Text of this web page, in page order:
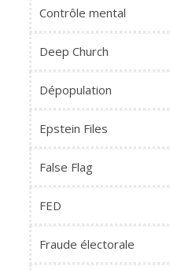
Contrôle mental
Deep Church
Dépopulation
Epstein Files
False Flag
FED
Fraude électorale